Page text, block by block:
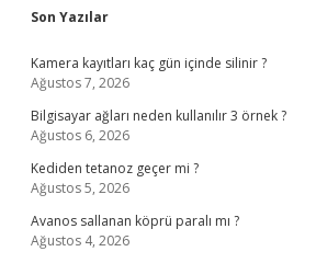
Son Yazılar
Kamera kayıtları kaç gün içinde silinir ?
Ağustos 7, 2026
Bilgisayar ağları neden kullanılır 3 örnek ?
Ağustos 6, 2026
Kediden tetanoz geçer mi ?
Ağustos 5, 2026
Avanos sallanan köprü paralı mı ?
Ağustos 4, 2026